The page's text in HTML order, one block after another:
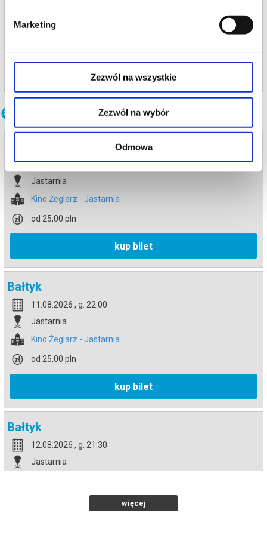
Marketing
Zezwól na wszystkie
Zezwól na wybór
Odmowa
Jastarnia
10.08.2026 , g. 21:30
Jastarnia
Kino Żeglarz - Jastarnia
od 25,00 pln
kup bilet
Bałtyk
11.08.2026 , g. 22:00
Jastarnia
Kino Żeglarz - Jastarnia
od 25,00 pln
kup bilet
Bałtyk
12.08.2026 , g. 21:30
Jastarnia
więcej